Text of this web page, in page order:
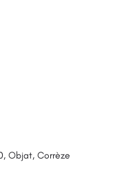
Objat, Corrèze